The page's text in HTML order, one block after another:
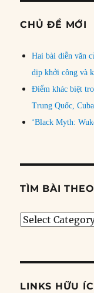
CHỦ ĐỀ MỚI
Hai bài diễn văn
dịp khởi công và
Điểm khác biệt
Trung Quốc, Cuba
‘Black Myth:
TÌM BÀI
Tìm
đề
LINKS HỮU